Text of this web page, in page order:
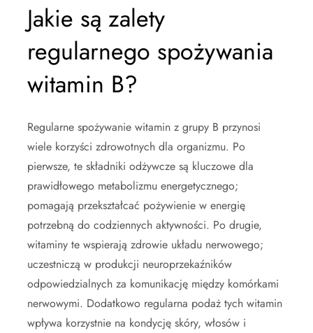
Jakie są zalety
regularnego spożywania
witamin B?
Regularne spożywanie witamin z grupy B przynosi
wiele korzyści zdrowotnych dla organizmu. Po
pierwsze, te składniki odżywcze są kluczowe dla
prawidłowego metabolizmu energetycznego;
pomagają przekształcać pożywienie w energię
potrzebną do codziennych aktywności. Po drugie,
witaminy te wspierają zdrowie układu nerwowego;
uczestniczą w produkcji neuroprzekaźników
odpowiedzialnych za komunikację między komórkami
nerwowymi. Dodatkowo regularna podaż tych witamin
wpływa korzystnie na kondycję skóry, włosów i